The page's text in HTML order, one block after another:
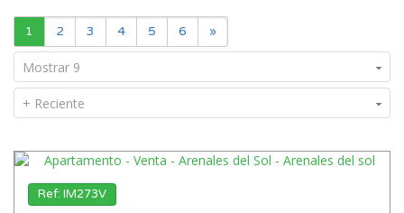
1 2 3 4 5 6 »
Mostrar 9
+ Reciente
Ref: IM273V